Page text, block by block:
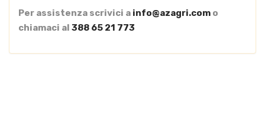
Per assistenza scrivici a info@azagri.com o
chiamaci al 388 65 21 773